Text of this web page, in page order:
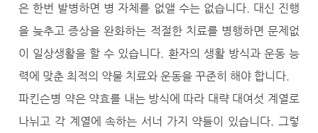
은 한번 발병하면 병 자체를 없앨 수는 없습니다. 대신 진행
을 늦추고 증상을 완화하는 적절한 치료를 병행하면 문제없
이 일상생활을 할 수 있습니다. 환자의 생활 방식과 운동 능
력에 맞춘 최적의 약물 치료와 운동을 꾸준히 해야 합니다.
파킨슨병 약은 약효를 내는 방식에 따라 대략 대여섯 계열로
나뉘고 각 계열에 속하는 서너 가지 약들이 있습니다. 그렇